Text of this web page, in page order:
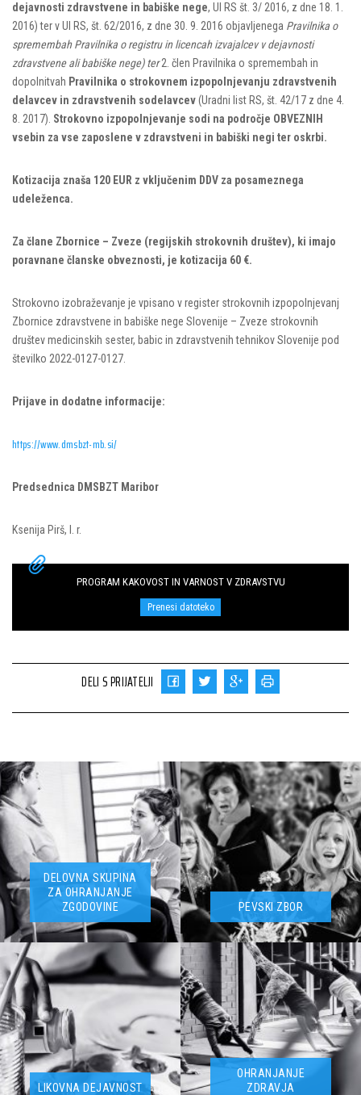
dejavnosti zdravstvene in babiške nege, Ul RS št. 3/ 2016, z dne 18. 1.
2016) ter v Ul RS, št. 62/2016, z dne 30. 9. 2016 objavljenega Pravilnika o
spremembah Pravilnika o registru in licencah izvajalcev v dejavnosti
zdravstvene ali babiške nege) ter2. člen Pravilnika o spremembah in
dopolnitvah Pravilnika o strokovnem izpopolnjevanju zdravstvenih
delavcev in zdravstvenih sodelavcev(Uradni list RS, št. 42/17 z dne 4.
8. 2017). Strokovno izpopolnjevanje sodi na področje OBVEZNIH
vsebin za vse zaposlene v zdravstveni in babiški negi ter oskrbi.
Kotizacija znaša 120 EUR z vključenim DDV za posameznega
udeleženca.
Za člane Zbornice – Zveze (regijskih strokovnih društev), ki imajo
poravnane članske obveznosti, je kotizacija 60 €.
Strokovno izobraževanje je vpisano v register strokovnih izpopolnjevanj
Zbornice zdravstvene in babiške nege Slovenije – Zveze strokovnih
društev medicinskih sester, babic in zdravstvenih tehnikov Slovenije pod
številko 2022-0127-0127.
Prijave in dodatne informacije:
https://www.dmsbzt-mb.si/
Predsednica DMSBZT Maribor
Ksenija Pirš, l. r.
PROGRAM KAKOVOST IN VARNOST V ZDRAVSTVU
Prenesi datoteko
DELI S PRIJATELJI
DELOVNA SKUPINA
ZA OHRANJANJE
ZGODOVINE
PEVSKI ZBOR
LIKOVNA DEJAVNOST
OHRANJANJE
ZDRAVJA